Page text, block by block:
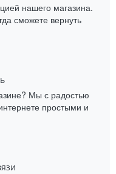
нашего магазина.
сможете вернуть
Мы с радостью
простыми и